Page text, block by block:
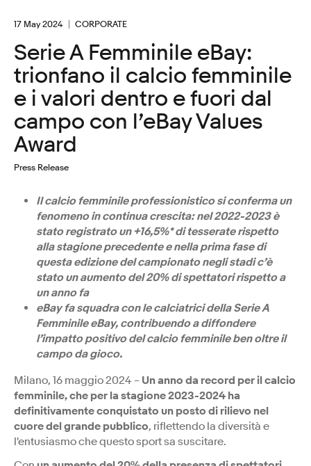
17 May 2024 CORPORATE
Serie A Femminile eBay:
trionfano il calcio femminile
e i valori dentro e fuori dal
campo con l’eBay Values
Award
Press Release
Il calcio femminile professionistico si conferma un
fenomeno in continua crescita: nel 2022-2023 è
stato registrato un +16,5%* di tesserate rispetto
alla stagione precedente e nella prima fase di
questa edizione del campionato negli stadi c’è
stato un aumento del 20% di spettatori rispetto a
un anno fa
eBay fa squadra con le calciatrici della Serie A
Femminile eBay, contribuendo a diffondere
l’impatto positivo del calcio femminile ben oltre il
campo da gioco.
Milano, 16 maggio 2024 – Un anno da record per il calcio
femminile, che per la stagione 2023-2024 ha
definitivamente conquistato un posto di rilievo nel
cuore del grande pubblico, riflettendo la diversità e
l'entusiasmo che questo sport sa suscitare.